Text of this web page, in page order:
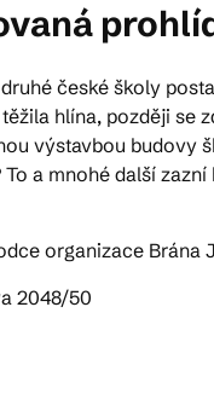
české školy
hlína, později
výstavbou
a mnohé další
organizace Brána
2048/50